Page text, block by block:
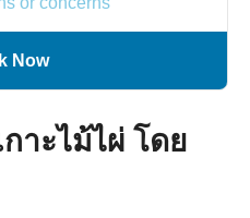
าะไม้ไผ่ โดย
Now